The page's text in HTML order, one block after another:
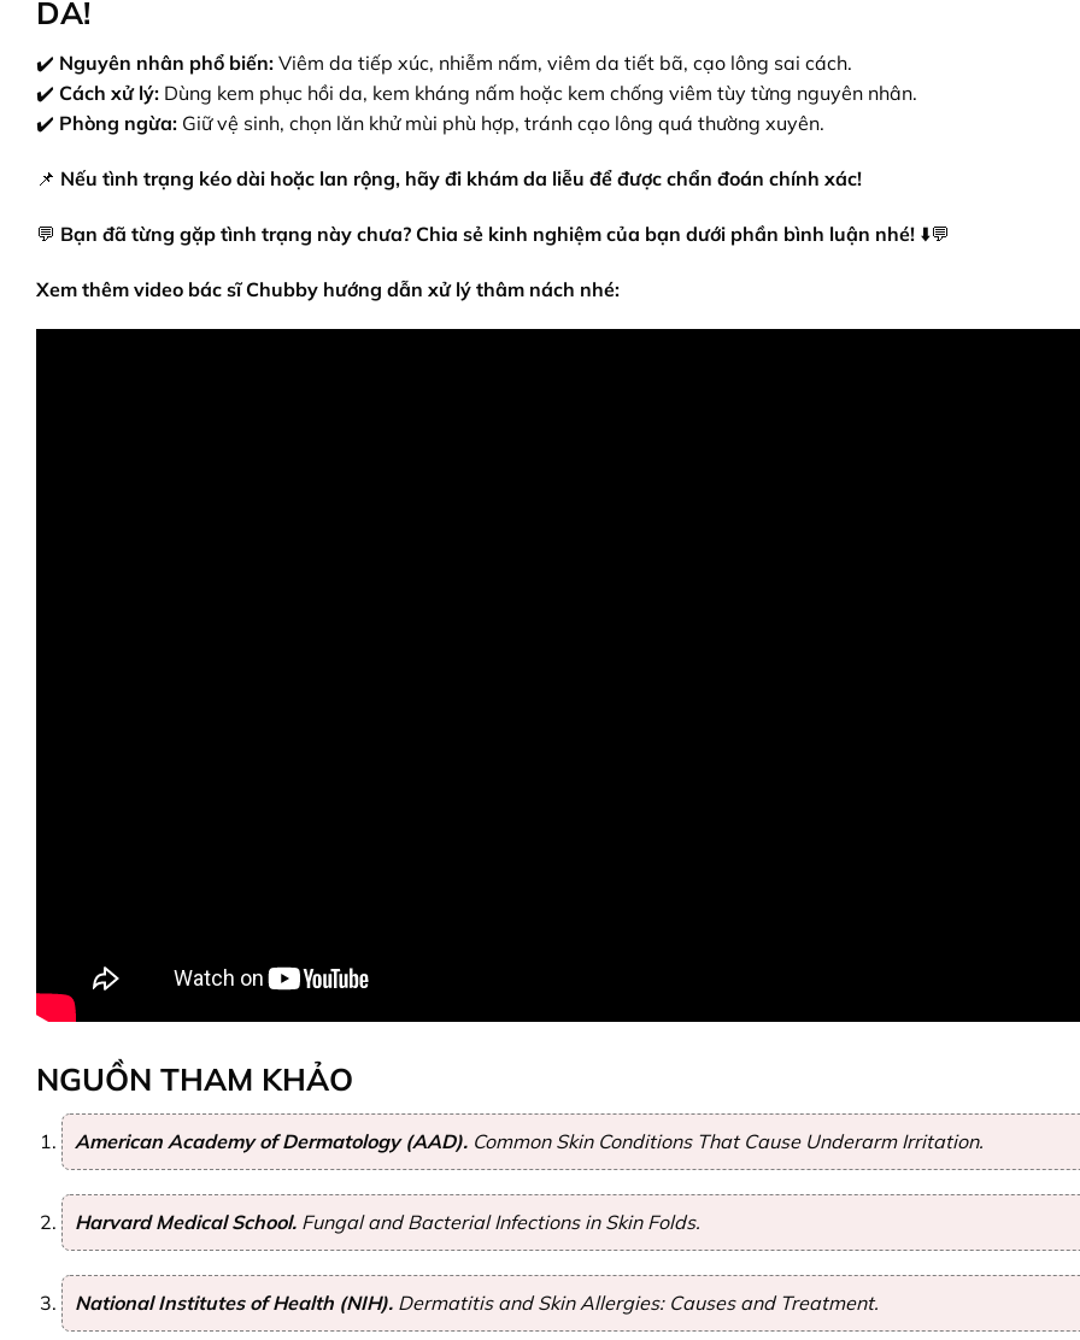
DA!
✔️ Nguyên nhân phổ biến: Viêm da tiếp xúc, nhiễm nấm, viêm da tiết bã, cạo lông sai cách.
✔️ Cách xử lý: Dùng kem phục hồi da, kem kháng nấm hoặc kem chống viêm tùy từng nguyên nhân.
✔️ Phòng ngừa: Giữ vệ sinh, chọn lăn khử mùi phù hợp, tránh cạo lông quá thường xuyên.
📌 Nếu tình trạng kéo dài hoặc lan rộng, hãy đi khám da liễu để được chẩn đoán chính xác!
💬 Bạn đã từng gặp tình trạng này chưa? Chia sẻ kinh nghiệm của bạn dưới phần bình luận nhé! ⬇️💬
Xem thêm video bác sĩ Chubby hướng dẫn xử lý thâm nách nhé:
NGUỒN THAM KHẢO
American Academy of Dermatology (AAD). Common Skin Conditions That Cause Underarm Irritation.
Harvard Medical School. Fungal and Bacterial Infections in Skin Folds.
National Institutes of Health (NIH). Dermatitis and Skin Allergies: Causes and Treatment.